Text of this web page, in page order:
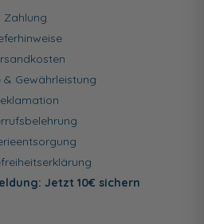
Zahlung
& Gewährleistung
Jetzt 10€ sichern